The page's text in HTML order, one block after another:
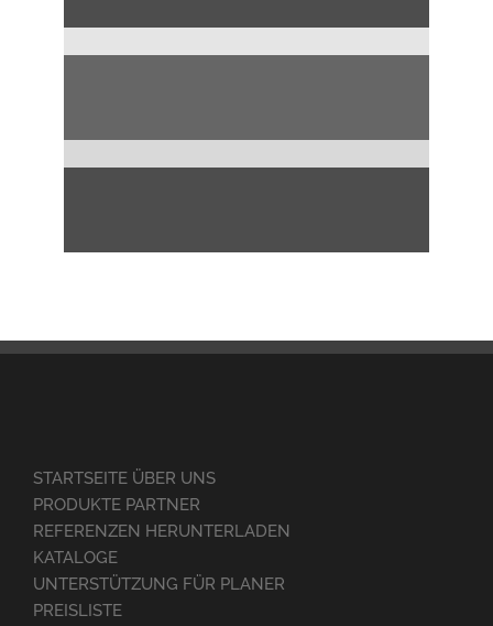
STARTSEITE ÜBER UNS
PRODUKTE PARTNER
REFERENZEN HERUNTERLADEN
KATALOGE
UNTERSTÜTZUNG FÜR PLANER
PREISLISTE